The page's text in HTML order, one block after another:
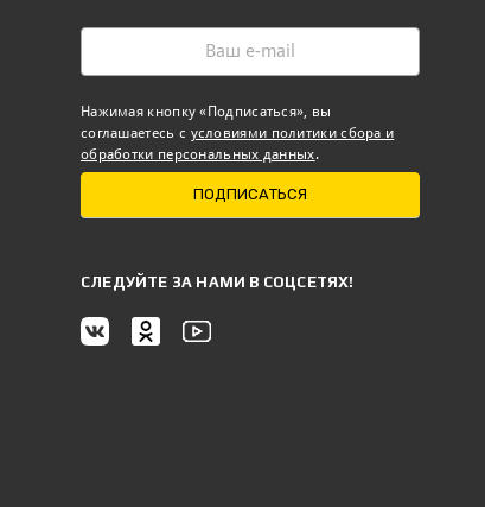
Нажимая кнопку «Подписаться», вы
соглашаетесь с условиями политики сбора и
обработки персональных данных.
ПОДПИСАТЬСЯ
CЛЕДУЙТЕ ЗА НАМИ В СОЦСЕТЯХ!